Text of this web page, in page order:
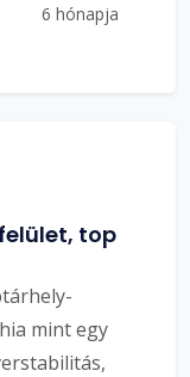
6 hónapja
top
mint egy